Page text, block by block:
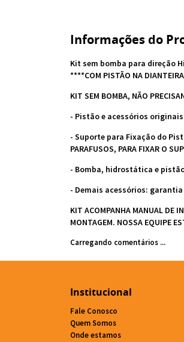
Informações do
Kit sem bomba para direção
****COM PISTÃO NA
KIT SEM BOMBA, NÃO
- Pistão e acessórios originais.
- Suporte para Fixação do
PARAFUSOS, PARA FIXAR O
- Bomba, hidrostática e
- Demais acessórios: garantia
KIT ACOMPANHA MANUAL DE
MONTAGEM. NOSSA EQUIPE
Carregando comentários ...
Institucional
Fale Conosco
Quem Somos
Onde estamos